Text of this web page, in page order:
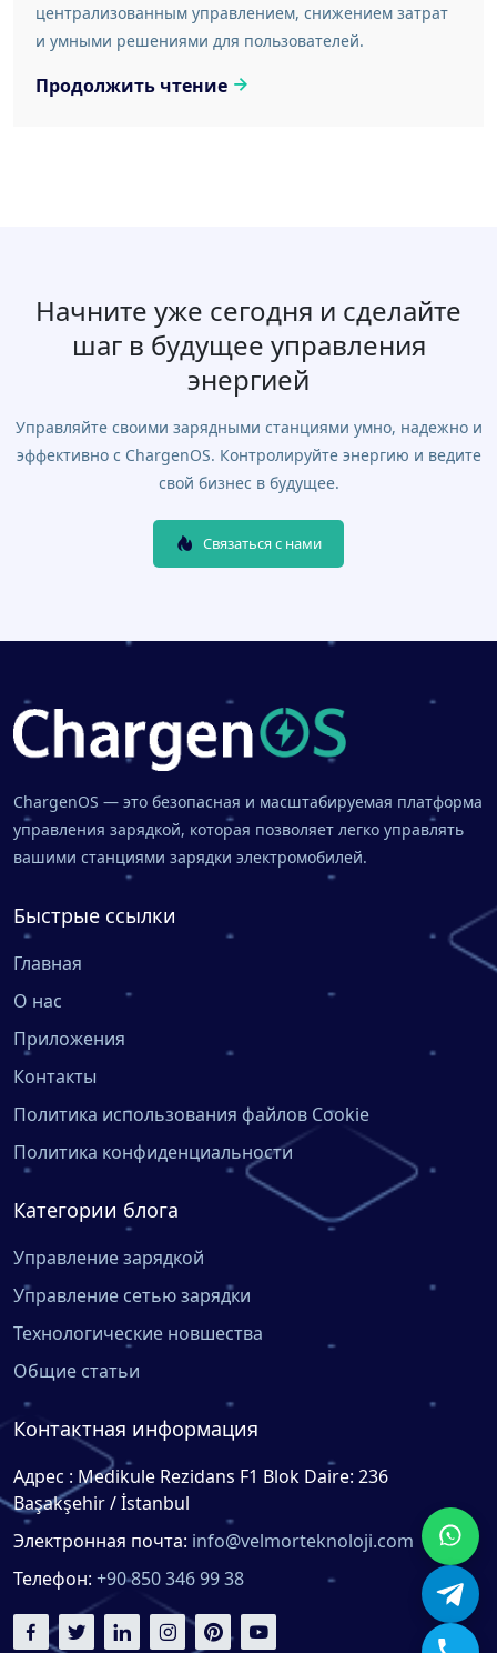
централизованным управлением, снижением затрат
и умными решениями для пользователей.
Продолжить чтение
Начните уже сегодня и сделайте
шаг в будущее управления
энергией
Управляйте своими зарядными станциями умно, надежно и
эффективно с ChargenOS. Контролируйте энергию и ведите
свой бизнес в будущее.
Связаться с нами
ChargenOS — это безопасная и масштабируемая платформа
управления зарядкой, которая позволяет легко управлять
вашими станциями зарядки электромобилей.
Быстрые ссылки
Главная
О нас
Приложения
Контакты
Политика использования файлов Cookie
Политика конфиденциальности
Категории блога
Управление зарядкой
Управление сетью зарядки
Технологические новшества
Общие статьи
Контактная информация
Адрес : Medikule Rezidans F1 Blok Daire: 236
Başakşehir / İstanbul
Электронная почта: info@velmorteknoloji.com
Телефон: +90 850 346 99 38